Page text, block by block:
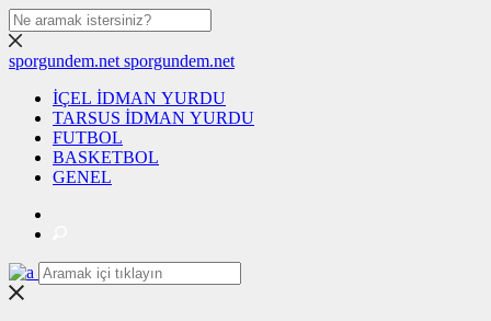
sporgundem.net sporgundem.net
İÇEL İDMAN YURDU
TARSUS İDMAN YURDU
FUTBOL
BASKETBOL
GENEL